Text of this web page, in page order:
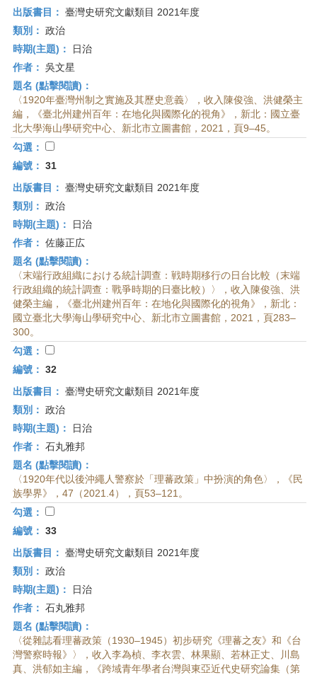
出版書目： 臺灣史研究文獻類目 2021年度
類別： 政治
時期(主題)：
日治
作者： 吳文星
題名 (點擊閱讀)：
〈1920年臺灣州制之實施及其歷史意義〉，收入陳俊強、洪健榮主
編，《臺北州建州百年：在地化與國際化的視角》，新北：國立臺
北大學海山學研究中心、新北市立圖書館，2021，頁9–45。
勾選：
編號： 31
出版書目： 臺灣史研究文獻類目 2021年度
類別： 政治
時期(主題)：
日治
作者： 佐藤正広
題名 (點擊閱讀)：
〈末端行政組織における統計調查：戦時期移行の日台比較（末端
行政組織的統計調查：戰爭時期的日臺比較）〉，收入陳俊強、洪
健榮主編，《臺北州建州百年：在地化與國際化的視角》，新北：
國立臺北大學海山學研究中心、新北市立圖書館，2021，頁283–
300。
勾選：
編號： 32
出版書目： 臺灣史研究文獻類目 2021年度
類別： 政治
時期(主題)：
日治
作者： 石丸雅邦
題名 (點擊閱讀)：
〈1920年代以後沖繩人警察於「理蕃政策」中扮演的角色〉，《民
族學界》，47（2021.4），頁53–121。
勾選：
編號： 33
出版書目： 臺灣史研究文獻類目 2021年度
類別： 政治
時期(主題)：
日治
作者： 石丸雅邦
題名 (點擊閱讀)：
〈從雜誌看理蕃政策（1930–1945）初步研究《理蕃之友》和《台
灣警察時報》〉，收入李為楨、李衣雲、林果顯、若林正丈、川島
真、洪郁如主編，《跨域青年學者台灣與東亞近代史研究論集（第